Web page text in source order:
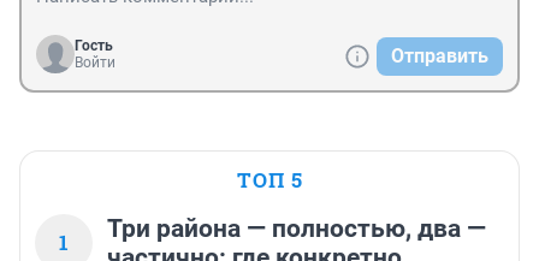
Гость
Войти
Отправить
ТОП 5
1
Три района — полностью, два —